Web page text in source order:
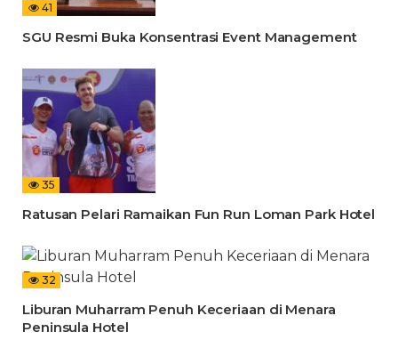
41
SGU Resmi Buka Konsentrasi Event Management
35
Ratusan Pelari Ramaikan Fun Run Loman Park Hotel
32
Liburan Muharram Penuh Keceriaan di Menara
Peninsula Hotel